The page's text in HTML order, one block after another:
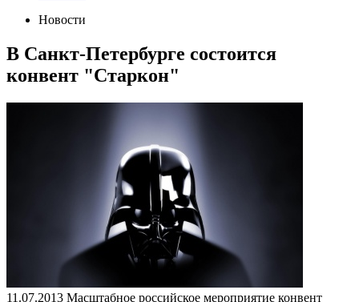
Новости
В Санкт-Петербурге состоится
конвент "Старкон"
11.07.2013 Масштабное российское мероприятие конвент